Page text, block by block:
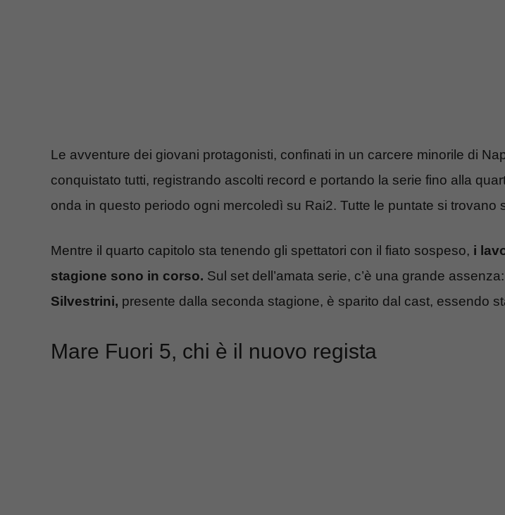
Le avventure dei giovani protagonisti, confinati in un carcere minorile di
conquistato tutti, registrando ascolti record e portando la serie fino alla
onda in questo periodo ogni mercoledì su Rai2. Tutte le puntate si trovano
Mentre il quarto capitolo sta tenendo gli spettatori con il fiato sospeso, i
stagione sono in corso. Sul set dell’amata serie, c’è una grande assenza:
Silvestrini, presente dalla seconda stagione, è sparito dal cast, essendo
Mare Fuori 5, chi è il nuovo regista